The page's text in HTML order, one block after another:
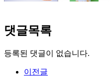
댓글목록
등록된 댓글이 없습니다.
이전글